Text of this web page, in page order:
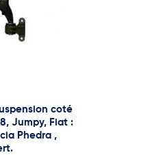
coté
Jumpy, Fiat :
Phedra ,